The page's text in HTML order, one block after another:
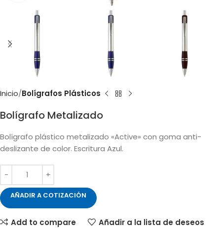
Inicio Bolígrafos Plásticos
Bolígrafo Metalizado
Bolígrafo plástico metalizado «Active» con goma anti-
deslizante de color. Escritura Azul.
AÑADIR A COTIZACIÓN
Add to compare Añadir a la lista de deseos